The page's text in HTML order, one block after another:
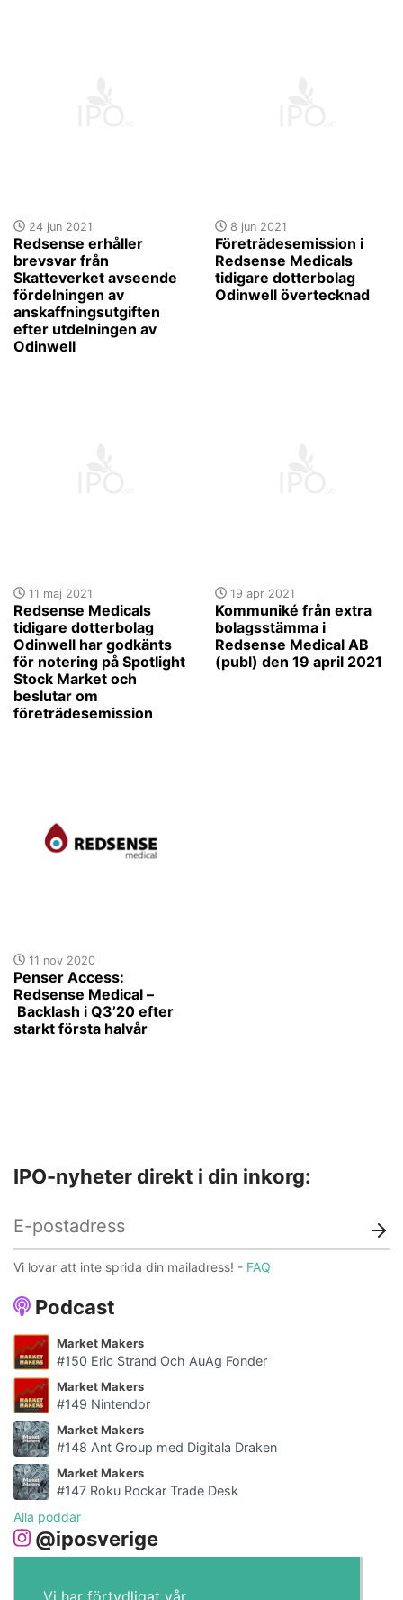
24 jun 2021
Redsense erhåller
brevsvar från
Skatteverket avseende
fördelningen av
anskaffningsutgiften
efter utdelningen av
Odinwell
8 jun 2021
Företrädesemission i
Redsense Medicals
tidigare dotterbolag
Odinwell övertecknad
11 maj 2021
Redsense Medicals
tidigare dotterbolag
Odinwell har godkänts
för notering på Spotlight
Stock Market och
beslutar om
företrädesemission
19 apr 2021
Kommuniké från extra
bolagsstämma i
Redsense Medical AB
(publ) den 19 april 2021
11 nov 2020
Penser Access:
Redsense Medical –
Backlash i Q3’20 efter
starkt första halvår
Podcast
Market Makers
#150 Eric Strand Och AuAg Fonder
Market Makers
#149 Nintendor
Market Makers
#148 Ant Group med Digitala Draken
Market Makers
#147 Roku Rockar Trade Desk
Alla poddar
@iposverige
IPO-nyheter direkt i din inkorg:
Vi lovar att inte sprida din mailadress! - FAQ